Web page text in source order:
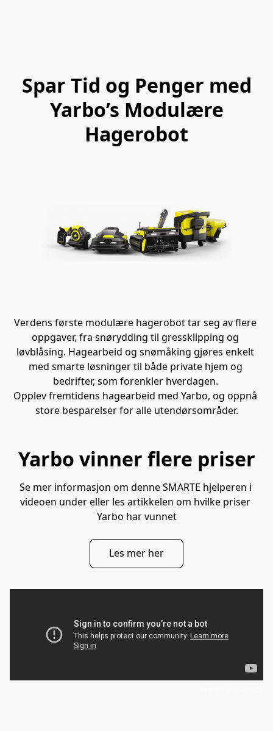
Spar Tid og Penger med
Yarbo’s Modulære
Hagerobot
Verdens første modulære hagerobot tar seg av flere
oppgaver, fra snørydding til gressklipping og
løvblåsing. Hagearbeid og snømåking gjøres enkelt
med smarte løsninger til både private hjem og
bedrifter, som forenkler hverdagen.
Opplev fremtidens hagearbeid med Yarbo, og oppnå
store besparelser for alle utendørsområder.
Yarbo vinner flere priser
Se mer informasjon om denne SMARTE hjelperen i
videoen under eller les artikkelen om hvilke priser
Yarbo har vunnet
Les mer her